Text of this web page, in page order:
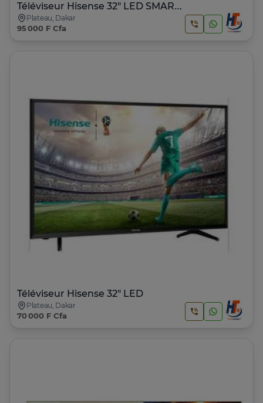
Téléviseur Hisense 32" LED SMART VIDAA
Plateau, Dakar
95 000 F Cfa
Téléviseur Hisense 32" LED
Plateau, Dakar
70 000 F Cfa